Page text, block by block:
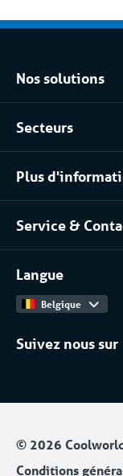
Nos solutions
Location
Location
Location
Secteurs
Agro-alimentaire
Pharma
Chimique
Installateurs /
Plus
À propos de nous
Notre équipe
Travailler chez
Catalogue Produits
Service &
Contact
Langue
Belgique
Suivez nous sur
© 2026
Conditions